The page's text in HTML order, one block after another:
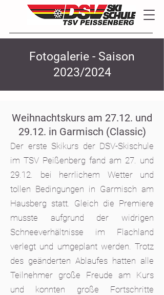
Fotogalerie - Saison
2023/2024
Weihnachtskurs am 27.12. und
29.12. in Garmisch (Classic)
Der erste Skikurs der DSV-Skischule
im TSV Peißenberg fand am 27. und
29.12. bei herrlichem Wetter und
tollen Bedingungen in Garmisch am
Hausberg statt. Gleich die Premiere
musste aufgrund der widrigen
Schneeverhältnisse im Flachland
verlegt und umgeplant werden. Trotz
des geänderten Ablaufes hatten alle
Teilnehmer große Freude am Kurs
und konnten große Fortschritte